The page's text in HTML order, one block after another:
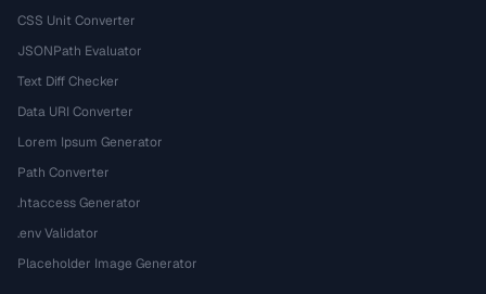
CSS Unit Converter
JSONPath Evaluator
Text Diff Checker
Data URI Converter
Lorem Ipsum Generator
Path Converter
.htaccess Generator
.env Validator
Placeholder Image Generator